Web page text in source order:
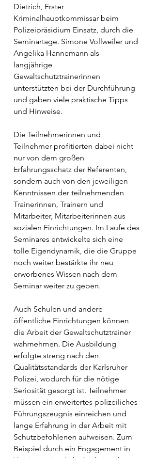
Dietrich, Erster
Kriminalhauptkommissar beim
Polizeipräsidium Einsatz, durch die
Seminartage. Simone Vollweiler und
Angelika Hannemann als
langjährige
Gewaltschutztrainerinnen
unterstützten bei der Durchführung
und gaben viele praktische Tipps
und Hinweise.
Die Teilnehmerinnen und
Teilnehmer profitierten dabei nicht
nur von dem großen
Erfahrungsschatz der Referenten,
sondern auch von den jeweiligen
Kenntnissen der teilnehmenden
Trainerinnen, Trainern und
Mitarbeiter, Mitarbeiterinnen aus
sozialen Einrichtungen. Im Laufe des
Seminares entwickelte sich eine
tolle Eigendynamik, die die Gruppe
noch weiter bestärkte ihr neu
erworbenes Wissen nach dem
Seminar weiter zu geben.
Auch Schulen und andere
öffentliche Einrichtungen können
die Arbeit der Gewaltschutztrainer
wahrnehmen. Die Ausbildung
erfolgte streng nach den
Qualitätsstandards der Karlsruher
Polizei, wodurch für die nötige
Seriosität gesorgt ist. Teilnehmer
müssen ein erweitertes polizeiliches
Führungszeugnis einreichen und
lange Erfahrung in der Arbeit mit
Schutzbefohlenen aufweisen. Zum
Beispiel durch ein Engagement in